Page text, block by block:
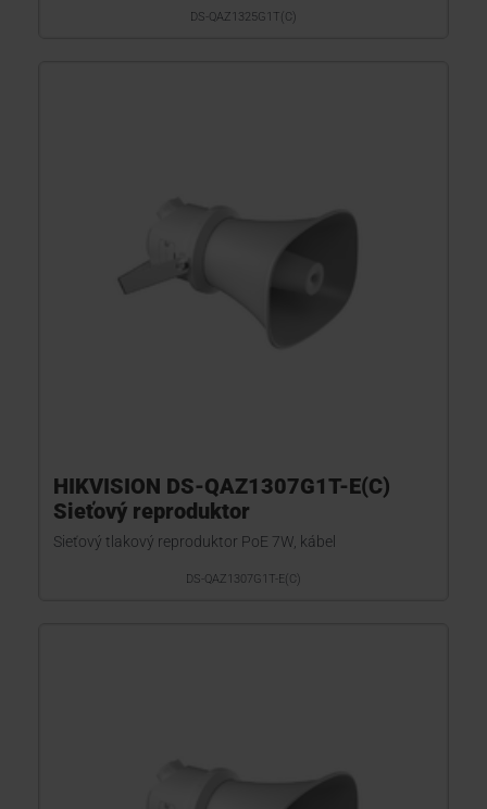
DS-QAZ1325G1T(C)
HIKVISION DS-QAZ1307G1T-E(C)
Sieťový reproduktor
Sieťový tlakový reproduktor PoE 7W, kábel
DS-QAZ1307G1T-E(C)